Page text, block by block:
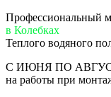
Профессиональный
в Колебках
Теплого водяного
С ИЮНЯ ПО
на работы при